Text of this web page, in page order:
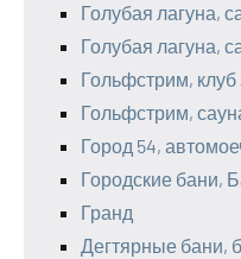
Голубая лагуна,
Голубая лагуна,
Гольфстрим, клуб
Гольфстрим,
Город 54,
Городские бани,
Гранд
Дегтярные бани,